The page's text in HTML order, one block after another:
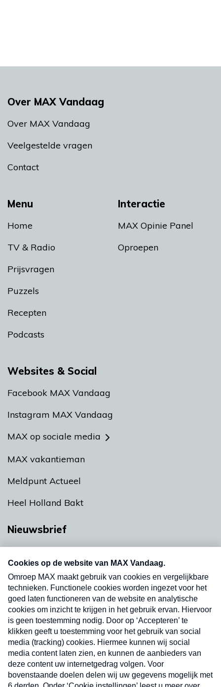
Menu
Home
TV & Radio
Prijsvragen
Puzzels
Recepten
Podcasts
Interactie
MAX Opinie Panel
Oproepen
Over MAX Vandaag
Over MAX Vandaag
Veelgestelde vragen
Contact
Websites & Social
Facebook MAX Vandaag
Instagram MAX Vandaag
MAX op sociale media
MAX vakantieman
Meldpunt Actueel
Heel Holland Bakt
Nieuwsbrief
nieuwsbrief. Elke vrijdag- en dinsdagochtend in
uw mailbox.
Verzend